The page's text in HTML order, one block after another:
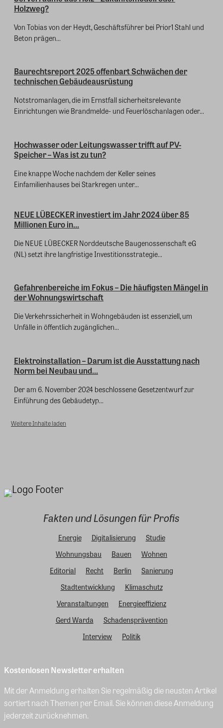
Holzweg?
Von Tobias von der Heydt, Geschäftsführer bei Prior1 Stahl und
Beton prägen...
Baurechtsreport 2025 offenbart Schwächen der
technischen Gebäudeausrüstung
Notstromanlagen, die im Ernstfall sicherheitsrelevante
Einrichtungen wie Brandmelde- und Feuerlöschanlagen oder...
Hochwasser oder Leitungswasser trifft auf PV-
Speicher – Was ist zu tun?
Eine knappe Woche nachdem der Keller seines
Einfamilienhauses bei Starkregen unter...
NEUE LÜBECKER investiert im Jahr 2024 über 85
Millionen Euro in...
Die NEUE LÜBECKER Norddeutsche Baugenossenschaft eG
(NL) setzt ihre langfristige Investitionsstrategie...
Gefahrenbereiche im Fokus – Die häufigsten Mängel in
der Wohnungswirtschaft
Die Verkehrssicherheit in Wohngebäuden ist essenziell, um
Unfälle in öffentlich zugänglichen...
Elektroinstallation – Darum ist die Ausstattung nach
Norm bei Neubau und...
Der am 6. November 2024 beschlossene Gesetzentwurf zur
Einführung des Gebäudetyp...
Weitere Inhalte laden
Fakten und Lösungen für Profis
Energie Digitalisierung
Studie
Wohnungsbau
Bauen
Wohnen
Editorial
Recht Berlin
Sanierung
Stadtentwicklung
Klimaschutz
Veranstaltungen
Energieeffizienz
Gerd Warda
Schadensprävention
Interview
Politik
Kostenlosen Newsletter erhalten
Mit der Anmeldung erhalten Sie regelmäßig die neusten Artikel
sortiert nach Themen per Email. Sie können diese Anmeldung
jederzeit zurücknehmen.